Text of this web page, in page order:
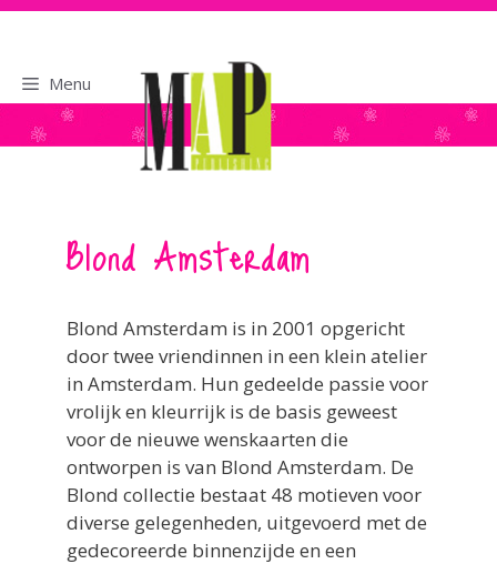
naar
Menu
Blond Amsterdam
Blond Amsterdam is in 2001 opgericht
door twee vriendinnen in een klein atelier
in Amsterdam. Hun gedeelde passie voor
vrolijk en kleurrijk is de basis geweest
voor de nieuwe wenskaarten die
ontworpen is van Blond Amsterdam. De
Blond collectie bestaat 48 motieven voor
diverse gelegenheden, uitgevoerd met de
gedecoreerde binnenzijde en een